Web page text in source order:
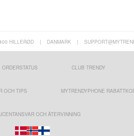
HILLERØD | DANMARK |
ORDERSTATUS CLUB TRENDY
OCH TIPS MYTRENDYPHONE
OCH ÅTERVINNING